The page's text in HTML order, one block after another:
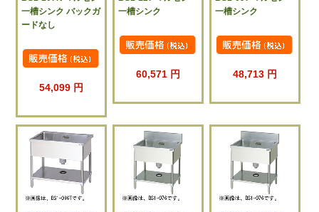
一槽シンク バックガ
ードなし
54,099 円
一槽シンク
60,571 円
一槽シンク
48,713 円